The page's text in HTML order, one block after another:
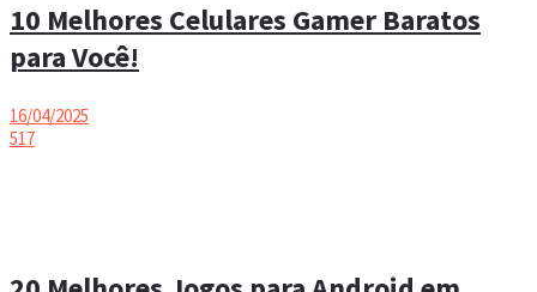
10 Melhores Celulares Gamer Baratos
para Você!
16/04/2025
517